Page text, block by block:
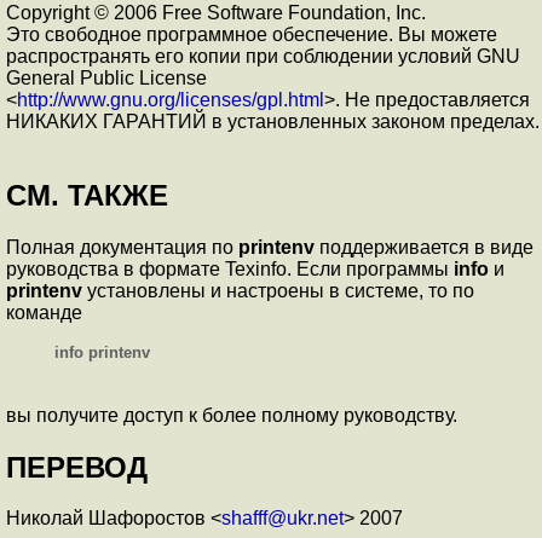
Copyright © 2006 Free Software Foundation, Inc.
Это свободное программное обеспечение. Вы можете
распространять его копии при соблюдении условий GNU
General Public License
<http://www.gnu.org/licenses/gpl.html >. Не предоставляется
НИКАКИХ ГАРАНТИЙ в установленных законом пределах.
СМ. ТАКЖЕ
Полная документация по printenv поддерживается в виде
руководства в формате Texinfo. Если программы info и
printenv установлены и настроены в системе, то по
команде
info printenv
вы получите доступ к более полному руководству.
ПЕРЕВОД
Николай Шафоростов <shafff@ukr.net> 2007